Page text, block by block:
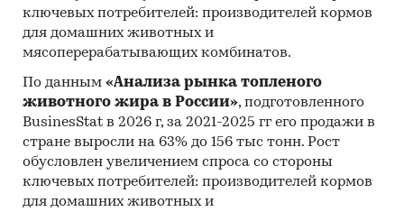
ключевых потребителей: производителей кормов
для домашних животных и
мясоперерабатывающих комбинатов.
По данным «Анализа рынка топленого
животного жира в России», подготовленного
BusinesStat в 2026 г, за 2021-2025 гг его продажи в
стране выросли на 63% до 156 тыс тонн. Рост
обусловлен увеличением спроса со стороны
ключевых потребителей: производителей кормов
для домашних животных и